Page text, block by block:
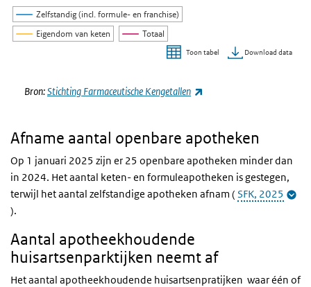
Zelfstandig (incl. formule- en franchise)
Eigendom van keten
Totaal
Toon tabel Download data
Bron:Stichting Farmaceutische Kengetallen
Afname aantal openbare apotheken
Op 1 januari 2025 zijn er 25 openbare apotheken minder dan
in 2024. Het aantal keten- en formuleapotheken is gestegen,
terwijl het aantal zelfstandige apotheken afnam ( SFK, 2025
).
Aantal apotheekhoudende
huisartsenparktijken neemt af
Het aantal apotheekhoudende huisartsenpratijken waar één of